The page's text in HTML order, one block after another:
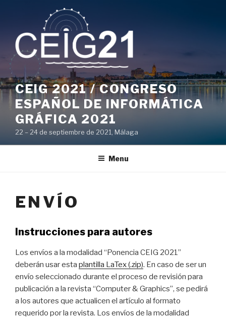
content
CEIG 2021 / CONGRESO
ESPAÑOL DE INFORMÁTICA
GRÁFICA 2021
22 – 24 de septiembre de 2021, Málaga
Menu
ENVÍO
Instrucciones para autores
Los envíos a la modalidad “Ponencia CEIG 2021”
deberán usar esta plantilla LaTex (.zip). En caso de ser un
envío seleccionado durante el proceso de revisión para
publicación a la revista “Computer & Graphics”, se pedirá
a los autores que actualicen el artículo al formato
requerido por la revista. Los envíos de la modalidad